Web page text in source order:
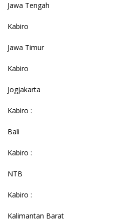
Jawa Tengah
Kabiro
Jawa Timur
Kabiro
Jogjakarta
Kabiro :
Bali
Kabiro :
NTB
Kabiro :
Kalimantan Barat